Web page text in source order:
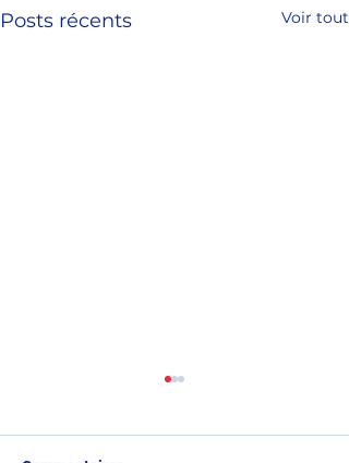
Posts récents Voir tout